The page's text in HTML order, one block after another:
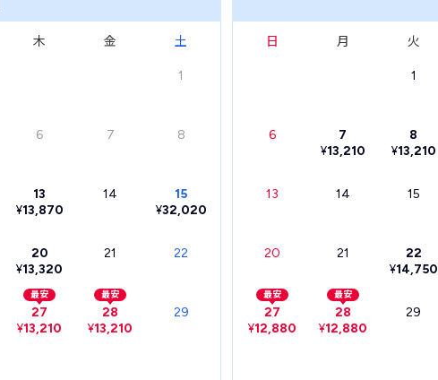
木 金 土
1
6 7 8
13
¥13,870
14
15
¥32,020
20
¥13,320
21 22
最安
27
¥13,210
最安
28
¥13,210
29
日 月 火
1
6
7
¥13,210
8
¥13,210
13 14 15
20 21
22
¥14,750
最安
27
¥12,880
最安
28
¥12,880
29